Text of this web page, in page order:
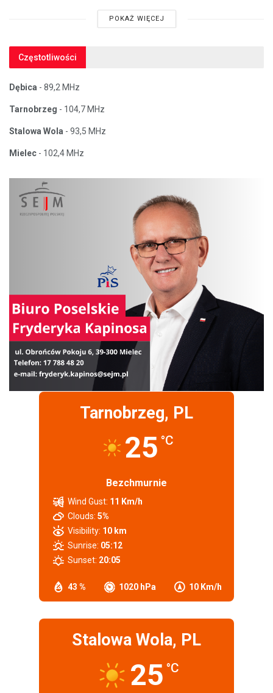
POKAŻ WIĘCEJ
Częstotliwości
Dębica - 89,2 MHz
Tarnobrzeg - 104,7 MHz
Stalowa Wola - 93,5 MHz
Mielec - 102,4 MHz
Tarnobrzeg, PL
25 °C
Bezchmurnie
43 % 1020 hPa 10 Km/h
Wind Gust: 11 Km/h
Clouds: 5%
Visibility: 10 km
Sunrise: 05:12
Sunset: 20:05
Stalowa Wola, PL
25 °C